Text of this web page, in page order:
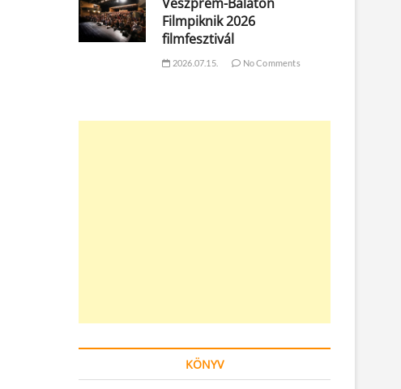
Filmpiknik 2026
filmfesztivál
2026.07.15. No Comments
KÖNYV